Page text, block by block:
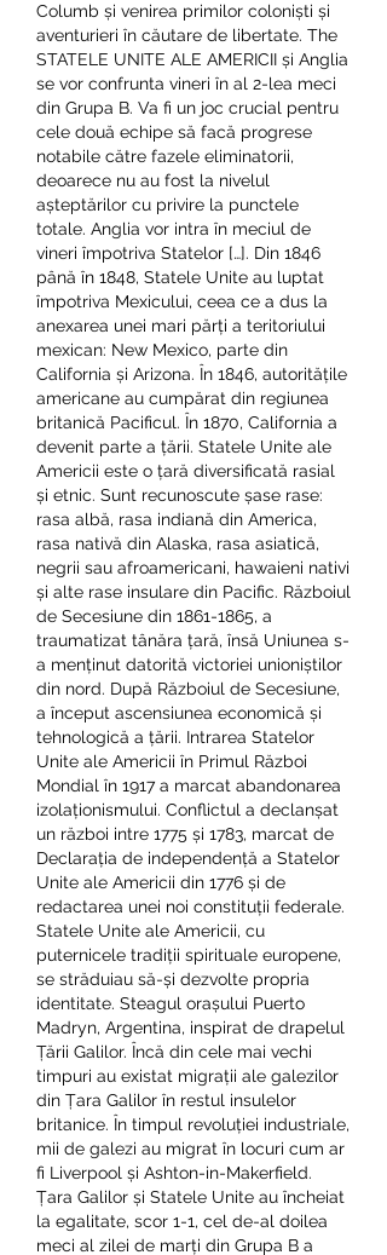
Columb și venirea primilor coloniști și
aventurieri în căutare de libertate. The
STATELE UNITE ALE AMERICII și Anglia
se vor confrunta vineri în al 2-lea meci
din Grupa B. Va fi un joc crucial pentru
cele două echipe să facă progrese
notabile către fazele eliminatorii,
deoarece nu au fost la nivelul
așteptărilor cu privire la punctele
totale. Anglia vor intra în meciul de
vineri împotriva Statelor […]. Din 1846
până în 1848, Statele Unite au luptat
împotriva Mexicului, ceea ce a dus la
anexarea unei mari părți a teritoriului
mexican: New Mexico, parte din
California și Arizona. În 1846, autoritățile
americane au cumpărat din regiunea
britanică Pacificul. În 1870, California a
devenit parte a țării. Statele Unite ale
Americii este o țară diversificată rasial
și etnic. Sunt recunoscute șase rase:
rasa albă, rasa indiană din America,
rasa nativă din Alaska, rasa asiatică,
negrii sau afroamericani, hawaieni nativi
și alte rase insulare din Pacific. Războiul
de Secesiune din 1861-1865, a
traumatizat tânăra țară, însă Uniunea s-
a menținut datorită victoriei unioniștilor
din nord. După Războiul de Secesiune,
a început ascensiunea economică și
tehnologică a țării. Intrarea Statelor
Unite ale Americii în Primul Război
Mondial în 1917 a marcat abandonarea
izolaționismului. Conflictul a declanșat
un război intre 1775 și 1783, marcat de
Declarația de independență a Statelor
Unite ale Americii din 1776 și de
redactarea unei noi constituții federale.
Statele Unite ale Americii, cu
puternicele tradiții spirituale europene,
se străduiau să-și dezvolte propria
identitate. Steagul orașului Puerto
Madryn, Argentina, inspirat de drapelul
Țării Galilor. Încă din cele mai vechi
timpuri au existat migrații ale galezilor
din Țara Galilor în restul insulelor
britanice. În timpul revoluției industriale,
mii de galezi au migrat în locuri cum ar
fi Liverpool și Ashton-in-Makerfield.
Țara Galilor și Statele Unite au încheiat
la egalitate, scor 1-1, cel de-al doilea
meci al zilei de marți din Grupa B a